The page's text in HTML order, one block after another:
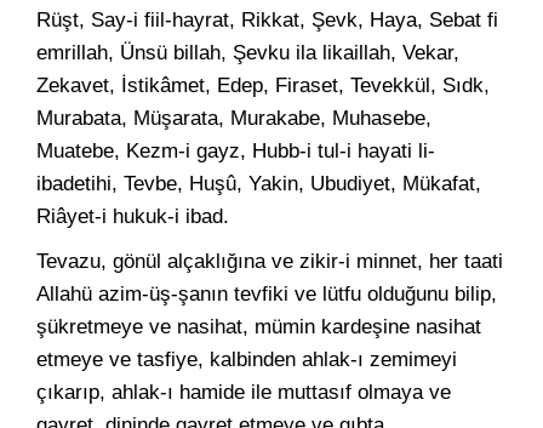
Rüşt, Say-i fiil-hayrat, Rikkat, Şevk, Haya, Sebat fi
emrillah, Ünsü billah, Şevku ila likaillah, Vekar,
Zekavet, İstikâmet, Edep, Firaset, Tevekkül, Sıdk,
Murabata, Müşarata, Murakabe, Muhasebe,
Muatebe, Kezm-i gayz, Hubb-i tul-i hayati li-
ibadetihi, Tevbe, Huşû, Yakin, Ubudiyet, Mükafat,
Riâyet-i hukuk-i ibad.
Tevazu, gönül alçaklığına ve zikir-i minnet, her taati
Allahü azim-üş-şanın tevfiki ve lütfu olduğunu bilip,
şükretmeye ve nasihat, mümin kardeşine nasihat
etmeye ve tasfiye, kalbinden ahlak-ı zemimeyi
çıkarıp, ahlak-ı hamide ile muttasıf olmaya ve